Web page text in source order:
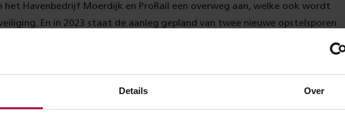
Details Over
het Havenbedrijf Moerdijk en ProRail een overweg aan, welke ook wordt
En in 2023 staat de aanleg gepland van twee nieuwe opstelsporen
760 meter worden opgesteld.